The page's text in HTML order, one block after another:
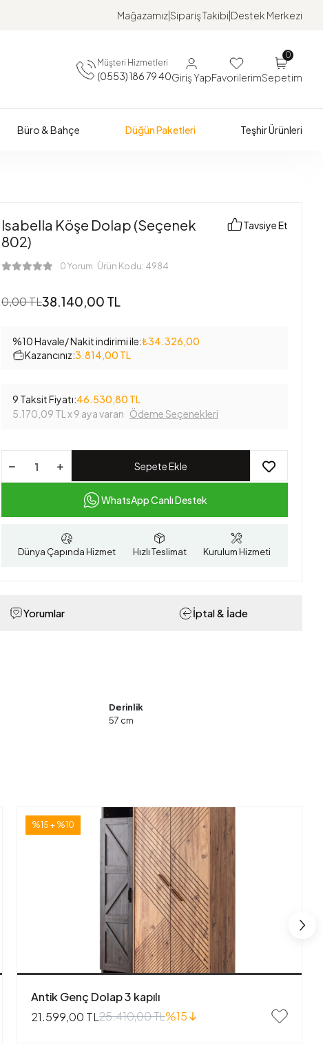
MağazamızSipariş Takibi Destek Merkezi
Müşteri Hizmetleri
(0553) 186 79 40Giriş YapFavorilerim
0
Sepetim
Büro & Bahçe Düğün Paketleri Teşhir Ürünleri
Isabella Köşe Dolap (Seçenek
802)
0 Yorum Ürün Kodu: 4984
Tavsiye Et
0,00 TL38.140,00 TL
%10 Havale/ Nakit indirimi ile:₺34.326,00
Kazancınız:3.814,00 TL
9 Taksit Fiyatı:46.530,80 TL
5.170,09 TL x 9 aya varan Ödeme Seçenekleri
Sepete Ekle
WhatsApp Canlı Destek
Dünya Çapında Hizmet Hızlı Teslimat Kurulum Hizmeti
Yorumlar İptal & İade
Derinlik
57 cm
%15 + %10
Antik Genç Dolap 3 kapılı
21.599,00 TL25.410,00 TL%15